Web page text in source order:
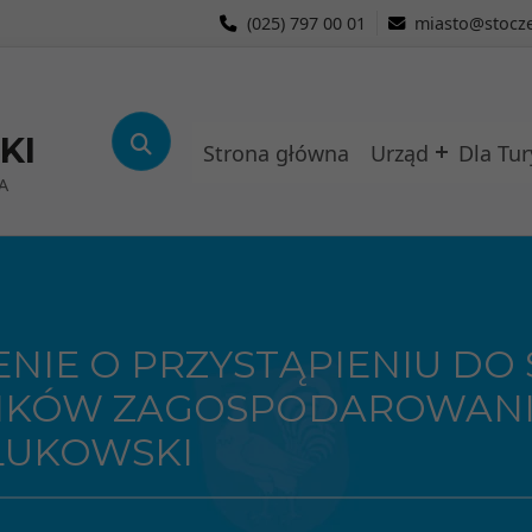
(025) 797 00 01
Strona główna Urząd Dla
O PRZYSTĄPIENIU